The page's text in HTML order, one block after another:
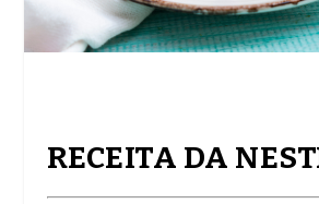
RECEITA DA